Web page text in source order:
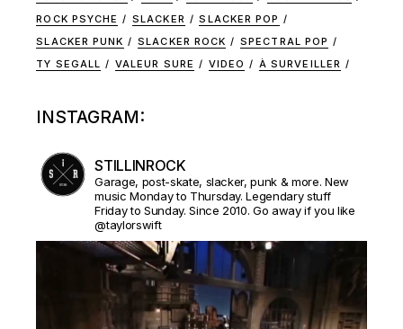
ROCK PSYCHE
SLACKER
SLACKER POP
SLACKER PUNK
SLACKER ROCK
SPECTRAL POP
TY SEGALL
VALEUR SURE VIDEO À SURVEILLER
INSTAGRAM:
STILLINROCK
Garage, post-skate, slacker, punk & more. New
music Monday to Thursday. Legendary stuff
Friday to Sunday. Since 2010. Go away if you like
@taylorswift